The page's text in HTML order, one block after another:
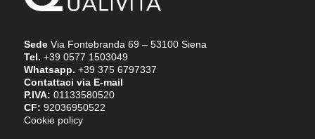
SedeVia Fontebranda 69 – 53100 Siena
Tel. +39 0577 1503049
Whatsapp. +39 375 6797337
Contattaci via E-mail
P.IVA: 01133580520
CF: 92036950522
Cookie policy